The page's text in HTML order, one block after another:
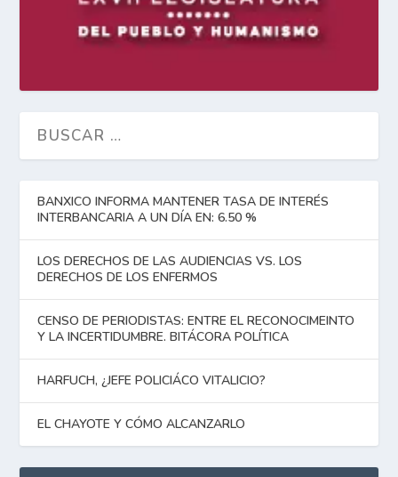
BANXICO INFORMA MANTENER TASA DE INTERÉS
INTERBANCARIA A UN DÍA EN: 6.50 %
LOS DERECHOS DE LAS AUDIENCIAS VS. LOS
DERECHOS DE LOS ENFERMOS
CENSO DE PERIODISTAS: ENTRE EL RECONOCIMEINTO
Y LA INCERTIDUMBRE. BITÁCORA POLÍTICA
HARFUCH, ¿JEFE POLICIÁCO VITALICIO?
EL CHAYOTE Y CÓMO ALCANZARLO